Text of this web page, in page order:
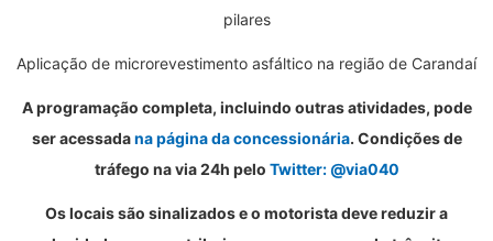
pilares
Aplicação de microrevestimento asfáltico na região de Carandaí
A programação completa, incluindo outras atividades, pode
ser acessadana página da concessionária. Condições de
tráfego na via 24h pelo Twitter: @via040
Os locais são sinalizados e o motorista deve reduzir a